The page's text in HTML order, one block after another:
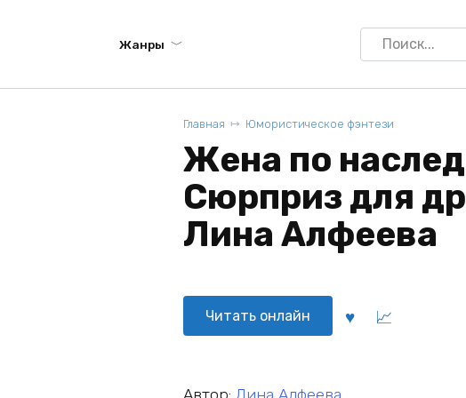
Жанры
Search
for:
Главная Юмористическое фэнтези
Жена по
Сюрприз для
Лина Алфеева
Читать онлайн
Автор: Лина Алфеева